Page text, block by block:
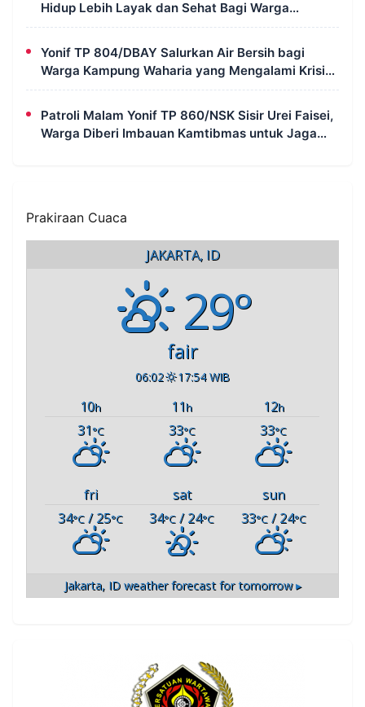
Hidup Lebih Layak dan Sehat Bagi Warga
Kampung Wanam
Yonif TP 804/DBAY Salurkan Air Bersih bagi
Warga Kampung Waharia yang Mengalami Krisis
Air
Patroli Malam Yonif TP 860/NSK Sisir Urei Faisei,
Warga Diberi Imbauan Kamtibmas untuk Jaga
Prakiraan Cuaca
JAKARTA, ID
29°
fair
06:02 17:54 WIB
10h 11h 12h
31°C 33°C 33°C
fri sat
sun
34°C / 25°C 34°C / 24°C 33°C/ 24°C
Jakarta, IDweather forecast for tomorrow ▸